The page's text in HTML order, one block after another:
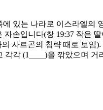
있는 나라로 이스라엘
손입니다(창 19:37 작은
사르곤의 침략 때로 보임
(1____)을 깎았으며 거